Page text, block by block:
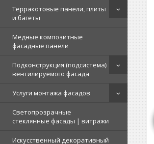
Терракотовые панели, плиты
и багеты
Медные композитные
фасадные панели
Подконструкция (подсистема)
вентилируемого фасада
Услуги монтажа фасадов
Светопрозрачные
стеклянные фасады | витражи
Искусственный декоративный